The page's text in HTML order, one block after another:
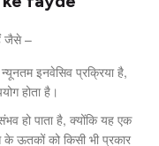
जैसे –
इनवेसिव प्रक्रिया है,
होता है।
हो पाता है, क्योंकि यह एक
को किसी भी प्रकार